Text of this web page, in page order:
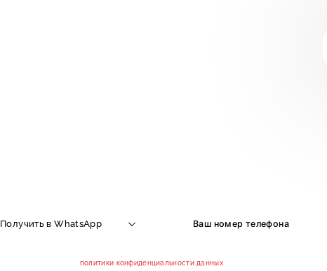
Получить в WhatsApp
политики конфиденциальности данных